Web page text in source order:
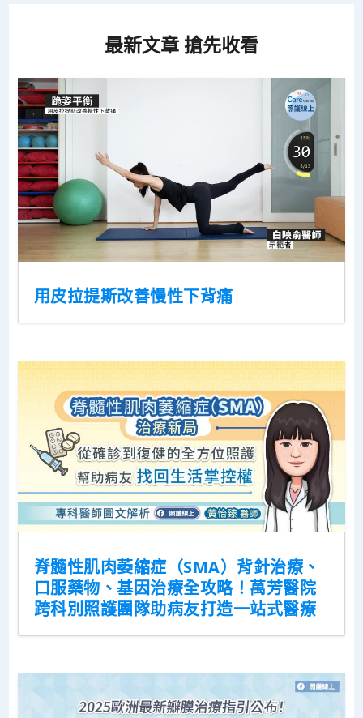
最新文章 搶先收看
用皮拉提斯改善慢性下背痛
脊髓性肌肉萎縮症（SMA）背針治療、
口服藥物、基因治療全攻略！萬芳醫院
跨科別照護團隊助病友打造一站式醫療